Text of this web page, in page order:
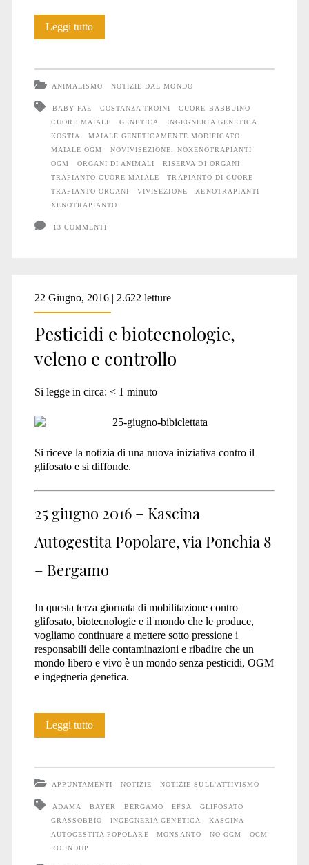
Leggi tuttoAmico
il
tuo
cuore
ANIMALISMO NOTIZIE DAL MONDO
BABY FAE COSTANZA TROINI
CUORE BABBUINO
CUORE MAIALE
GENETICA
INGEGNERIA GENETICA
KOSTIA
MAIALE GENETICAMENTE MODIFICATO
MAIALE OGM
NOVIVISEZIONE. NOXENOTRAPIANTI
OGM
ORGANI DI ANIMALI
RISERVA DI ORGANI
TRAPIANTO CUORE MAIALE
TRAPIANTO DI CUORE
TRAPIANTO ORGANI
VIVISEZIONE
XENOTRAPIANTI
XENOTRAPIANTO
13 COMMENTI
22 Giugno, 2016 | 2.622 letture
Pesticidi e biotecnologie,
veleno e controllo
Si legge in circa: < 1 minuto
Si riceve la notizia di una nuova iniziativa contro il
glifosato e si diffonde.
25 giugno 2016 – Kascina
Autogestita Popolare, via Ponchia 8
– Bergamo
In questa terza giornata di mobilitazione contro
glifosato, biotecnologie e il mondo che le produce,
vogliamo continuare a mettere sotto pressione i
responsabili delle contaminazioni e ribadire che un
mondo libero e vivo è un mondo senza pesticidi, OGM
e ingegneria genetica.
Leggi tuttoPesticidi
e
APPUNTAMENTI NOTIZIE NOTIZIE SULL'ATTIVISMO
ADAMA BAYER BERGAMO EFSA
GLIFOSATO
GRASSOBBIO
INGEGNERIA GENETICA
KASCINA
AUTOGESTITA POPOLARE
MONSANTO NO OGM
OGM
ROUNDUP